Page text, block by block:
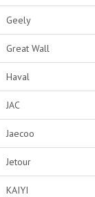
Geely
Great Wall
Haval
JAC
Jaecoo
Jetour
KAIYI